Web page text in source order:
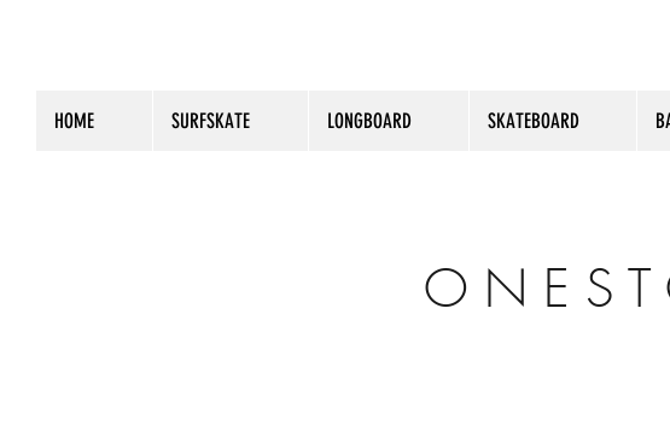
HOME SURFSKATE LONGBOARD SKATEBOARD
O N E S T